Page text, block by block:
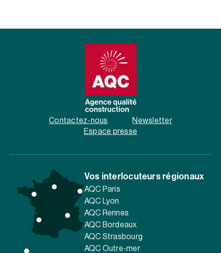
Contactez-nous
Newsletter
Espace presse
Vos interlocuteurs régionaux
AQC Paris
AQC Lyon
AQC Rennes
AQC Bordeaux
AQC Strasbourg
AQC Outre-mer